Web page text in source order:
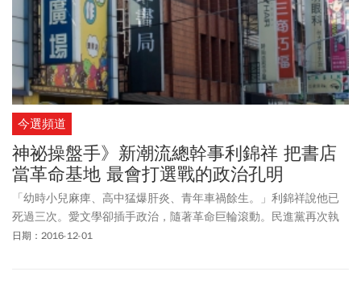
今選頻道
神祕操盤手》新潮流總幹事利錦祥 把書店
當革命基地 最會打選戰的政治孔明
「幼時小兒麻痺、高中猛爆肝炎、青年車禍餘生。」利錦祥說他已
死過三次。愛文學卻插手政治，隨著革命巨輪滾動。民進黨再次執
政， 他也再度面臨挑戰的坡坎。
日期：2016-12-01